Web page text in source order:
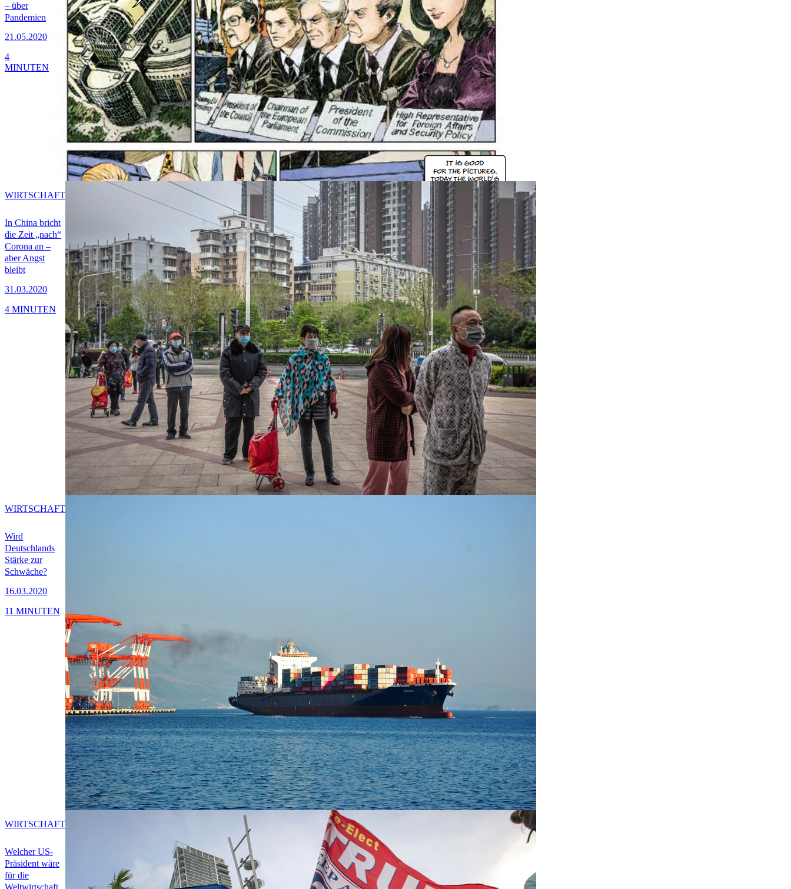
– über
Pandemien
21.05.2020
4
MINUTEN
In China bricht
die Zeit „nach“
Corona an –
aber Angst
bleibt
31.03.2020
WIRTSCHAFT
4 MINUTEN
Wird
Deutschlands
Stärke zur
Schwäche?
16.03.2020
WIRTSCHAFT
11 MINUTEN
Welcher US-
Präsident wäre
für die
WIRTSCHAFT